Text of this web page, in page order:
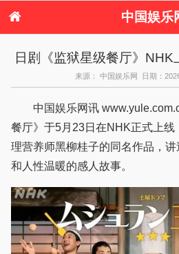
中国娱乐
电视剧
演唱会
日剧《监狱星级餐厅》
来源： 中国娱乐网 日期：
中国娱乐网讯 www.yule.com.cn 日本剧集《监狱
餐厅》于5月23日在NHK正式上线
理营养师黑柳桂子的同名作品，
和人性温暖的感人故事。